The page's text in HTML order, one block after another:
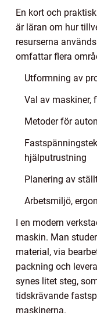
En kort och
är läran om hur
resurserna
omfattar flera
Utformning av
Val av maskiner,
Metoder för
hjälputrustning
Planering av
Arbetsmiljö,
I en modern
maskin. Man
material, via
packning och
synes litet steg,
tidskrävande
maskinerna.